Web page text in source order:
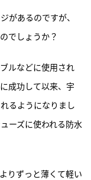
があるのですが、
でしょうか？
ルなどに使用され
成功して以来、宇
るようになりまし
ーズに使われる防水
りずっと薄くて軽い